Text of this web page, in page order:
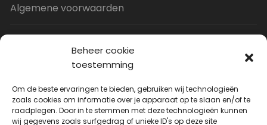
Beheer cookie
toestemming
Om de beste ervaringen te bieden, gebruiken wij technologieën
zoals cookies om informatie over je apparaat op te slaan en/of te
raadplegen. Door in te stemmen met deze technologieën kunnen
wij gegevens zoals surfgedrag of unieke ID's op deze site
Algemene voorwaarden
Uitverkoop